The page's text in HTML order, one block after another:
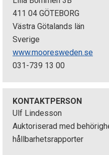
o
n
e
n
411 04 GÖTEBORG
Västra Götalands län
Sverige
www.mooresweden.se
031-739 13 00
KONTAKTPERSON
Ulf Lindesson
Auktoriserad med
hållbarhetsrapporter